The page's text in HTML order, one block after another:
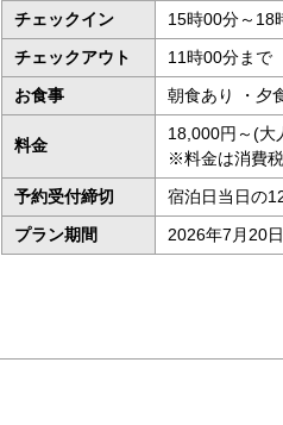
チェックイン
15時00分～18
チェックアウト
11時00分まで
お食事
朝食あり ・夕
料金
18,000円～(大
※料金は消費税
予約受付締切
宿泊日当日の
プラン期間
2026年7月20